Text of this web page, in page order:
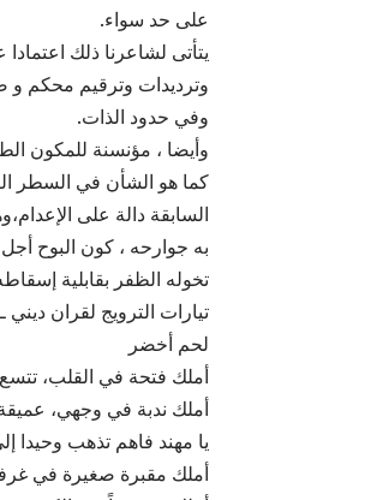
على حد سواء.
يتأتى لشاعرنا ذلك اعتمادا
وترديدات وترقيم محكم و
وفي حدود الذات.
وأيضا ، مؤنسنة للمكون
كما هو الشأن في السطر
السابقة دالة على
به جوارحه ، كون البوح
تخوله الظفر بقابلية
تيارات الترويج لقران
لحم أخضر
أملك فتحة في القلب،
أملك ندبة في وجهي،
يا مهند فاهم تذهب وحيدا
أملك مقبرة صغيرة في